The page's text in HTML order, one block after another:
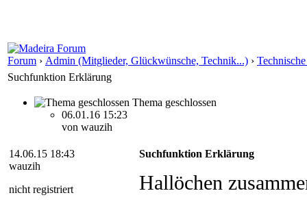
Forum › Admin (Mitglieder, Glückwünsche, Technik...) ›
Suchfunktion Erklärung
Thema geschlossen
06.01.16 15:23
von wauzih
14.06.15 18:43
wauzih
nicht registriert
Suchfunktion Erklärung
Hallöchen